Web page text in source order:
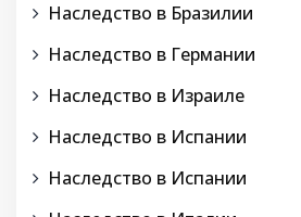
Наследство в Бразилии
Наследство в Германии
Наследство в Израиле
Наследство в Испании
Наследство в Испании